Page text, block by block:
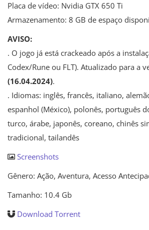
Placa de vídeo: Nvidia GTX 650 Ti
Armazenamento: 8 GB de espaço
AVISO:
. O jogo já está crackeado após a
Codex/Rune ou FLT). Atualizado para a
(16.04.2024).
. Idiomas: inglês, francês, italiano,
espanhol (México), polonês, português
turco, árabe, japonês, coreano, chinês
tradicional, tailandês
Screenshots
Gênero: Ação, Aventura, Acesso
Tamanho: 10.4 Gb
Download Torrent